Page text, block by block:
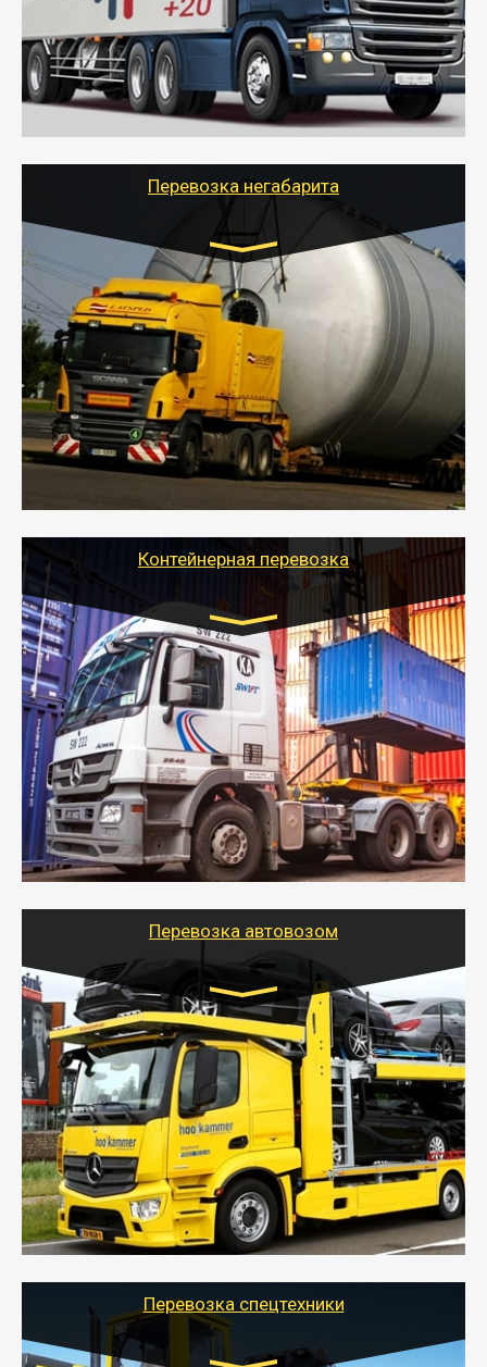
- Рефрижераторные перевозки грузов с
соблюдением температурного режима, работающим
термописцем, санитарной обработкой кузова и мед.
книжкой у водителя.
- Тайгер Логистик поможет быстро перевезти
скоропортящиеся продукты в любой город России с
Перевозка негабарита
Цена за км. Рассчитывается
индивидуально
- Перевозка техники и негабаритных грузов
осуществляется после получения разрешения на
перевозку (обычно 7-14 дней).
- Тайгер Логистик в короткие сроки поможет вам
качественно и безопасно перевезти негабаритные
грузы по всей России тралом, манипулятором и
другим транспортом и подобрать оптимальный
Контейнерная перевозка
Цена за км. Рассчитывается
индивидуально
- Контейнерные грузоперевозки на специальном
оборудованном транспорте быстро, качественно и
безопасно.
- Наша транспортная компания поможет
организовать доставку в порт и из порта
стандартных контейнеров на контейнеровозе,
шаландах и площадках (открытых кузовах),
используя надежные крепления.
Перевозка автовозом
Цена за км. Рассчитывается
индивидуально
- Перевозка автовозом от Тайгер Логистик – это
быстрый и безопасный способ доставить несколько
легковых автомобилей за одну поездку в другой
город.
- Наша транспортная компания организует доставку
машин автовозом, подобрав оптимальный маршрут с
учетом всех особенности по пути следования.
Перевозка спецтехники